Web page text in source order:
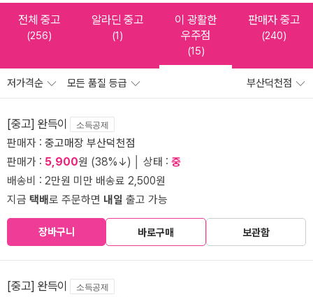
전체 중고
(256)
알라딘 중고
(1)
이 광활한
우주점
(15)
판매자 중고
(240)
저가격순 모든 품질 등급 부산덕천점
[중고] 완득이 소득공제
판매자 : 중고매장 부산덕천점
판매가 : 5,900원 (38%↓) │ 상태 : 중
배송비 : 2만원 미만 배송료 2,500원
지금 택배로 주문하면 내일 출고 가능
장바구니 바로구매 보관함
[중고] 완득이 소득공제